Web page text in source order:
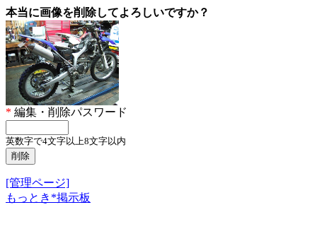
本当に画像を削除してよろしいですか？
* 編集・削除パスワード
英数字で4文字以上8文字以内
[管理ページ]
もっとき*掲示板